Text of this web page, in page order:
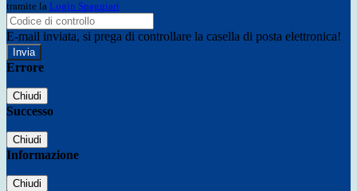
tramite la Login Spaggiari
E-mail inviata, si prega di controllare la casella di posta elettronica!
Errore
Chiudi
Successo
Chiudi
Informazione
Chiudi